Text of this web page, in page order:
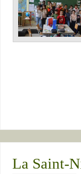
La Saint-